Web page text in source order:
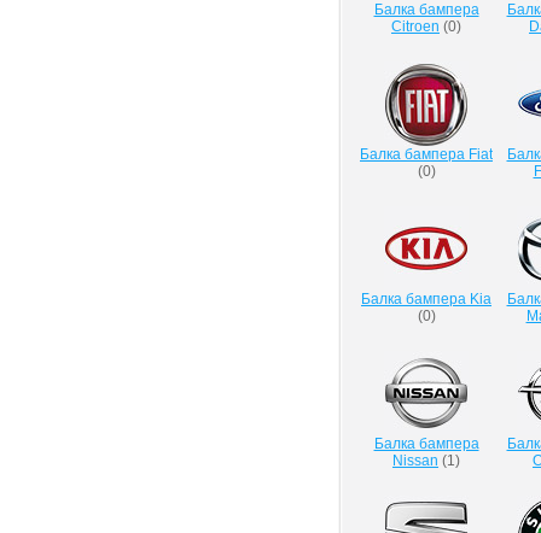
Балка бампера
Citroen (0)
Балка бампера Fiat
(0)
Балка бампера Kia
(0)
Балка бампера
Nissan (1)